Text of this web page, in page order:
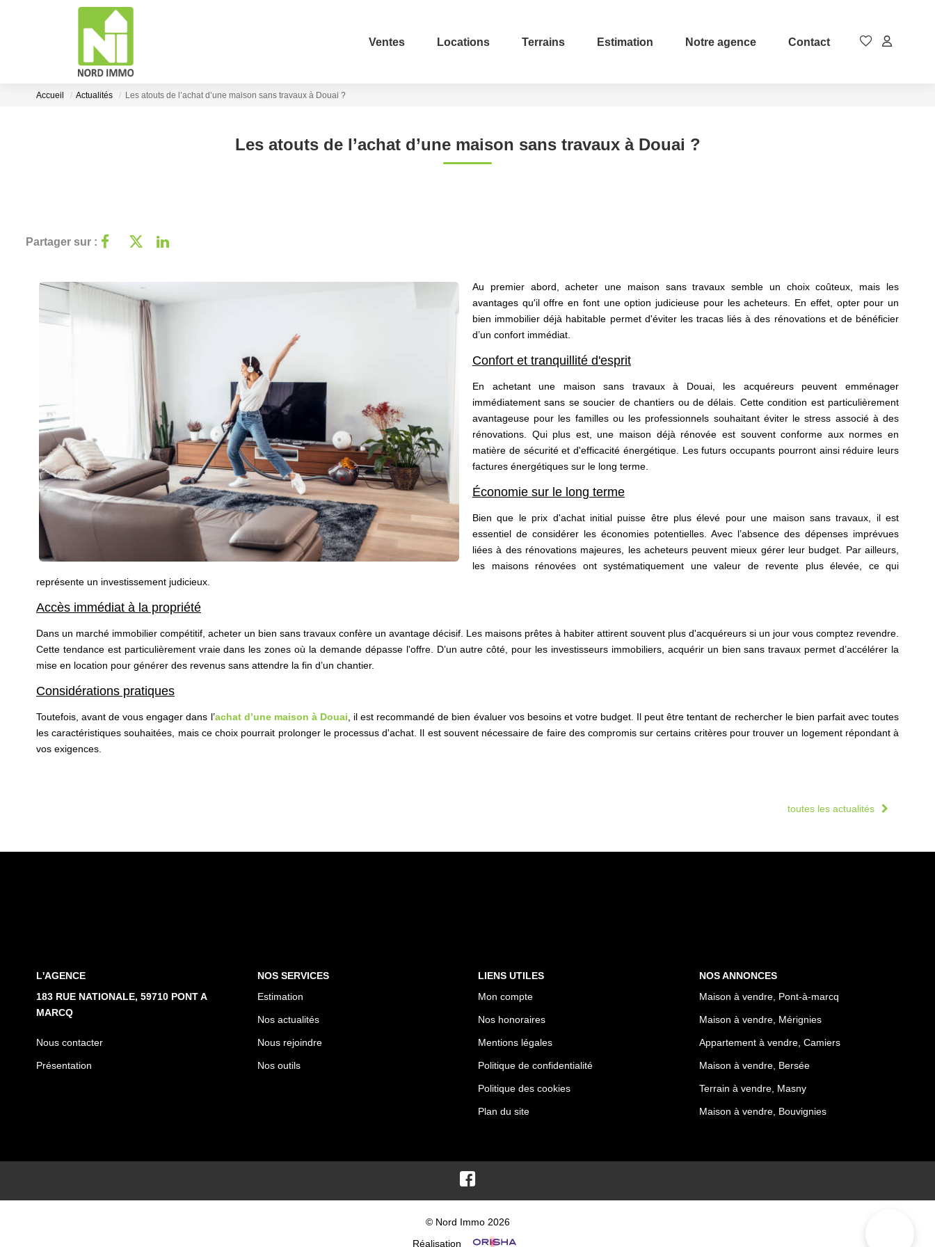
Ventes Locations Terrains Estimation Notre agence Contact
Accueil Actualités Les atouts de l’achat d’une maison sans travaux à Douai ?
Les atouts de l’achat d’une maison sans travaux à Douai ?
Partager sur :
Au premier abord, acheter une maison sans travaux semble un choix coûteux, mais les
avantages qu'il offre en font une option judicieuse pour les acheteurs. En effet, opter pour un
bien immobilier déjà habitable permet d'éviter les tracas liés à des rénovations et de bénéficier
d’un confort immédiat.
Confort et tranquillité d'esprit
En achetant une maison sans travaux à Douai, les acquéreurs peuvent emménager
immédiatement sans se soucier de chantiers ou de délais. Cette condition est particulièrement
avantageuse pour les familles ou les professionnels souhaitant éviter le stress associé à des
rénovations. Qui plus est, une maison déjà rénovée est souvent conforme aux normes en
matière de sécurité et d'efficacité énergétique. Les futurs occupants pourront ainsi réduire leurs
factures énergétiques sur le long terme.
Économie sur le long terme
Bien que le prix d'achat initial puisse être plus élevé pour une maison sans travaux, il est
essentiel de considérer les économies potentielles. Avec l’absence des dépenses imprévues
liées à des rénovations majeures, les acheteurs peuvent mieux gérer leur budget. Par ailleurs,
les maisons rénovées ont systématiquement une valeur de revente plus élevée, ce qui
représente un investissement judicieux.
Accès immédiat à la propriété
Dans un marché immobilier compétitif, acheter un bien sans travaux confère un avantage décisif. Les maisons prêtes à habiter attirent souvent plus d'acquéreurs si un jour vous comptez revendre.
Cette tendance est particulièrement vraie dans les zones où la demande dépasse l'offre. D’un autre côté, pour les investisseurs immobiliers, acquérir un bien sans travaux permet d’accélérer la
mise en location pour générer des revenus sans attendre la fin d’un chantier.
Considérations pratiques
Toutefois, avant de vous engager dans l’achat d’une maison à Douai , il est recommandé de bien évaluer vos besoins et votre budget. Il peut être tentant de rechercher le bien parfait avec toutes
les caractéristiques souhaitées, mais ce choix pourrait prolonger le processus d'achat. Il est souvent nécessaire de faire des compromis sur certains critères pour trouver un logement répondant à
vos exigences.
toutes les actualités
L'AGENCE
183 RUE NATIONALE, 59710 PONT A
MARCQ
Nous contacter
Présentation
NOS SERVICES
Estimation
Nos actualités
Nous rejoindre
Nos outils
LIENS UTILES
Mon compte
Nos honoraires
Mentions légales
Politique de confidentialité
Politique des cookies
Plan du site
NOS ANNONCES
Maison à vendre, Pont-à-marcq
Maison à vendre, Mérignies
Appartement à vendre, Camiers
Maison à vendre, Bersée
Terrain à vendre, Masny
Maison à vendre, Bouvignies
© Nord Immo 2026
Réalisation